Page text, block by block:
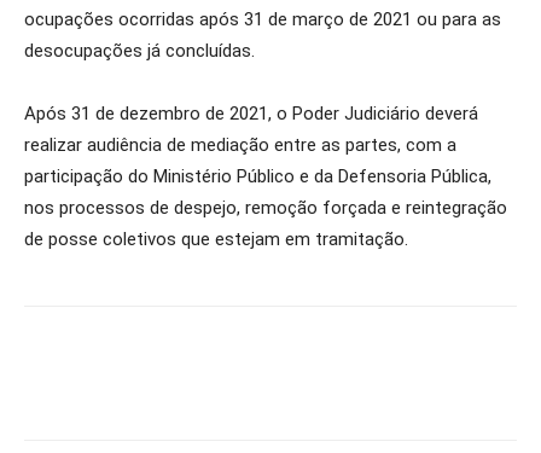
ocupações ocorridas após 31 de março de 2021 ou para as
desocupações já concluídas.
Após 31 de dezembro de 2021, o Poder Judiciário deverá
realizar audiência de mediação entre as partes, com a
participação do Ministério Público e da Defensoria Pública,
nos processos de despejo, remoção forçada e reintegração
de posse coletivos que estejam em tramitação.